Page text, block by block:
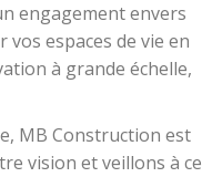
engagement envers
espaces de vie en
à grande échelle,
MB Construction est
vision et veillons à ce